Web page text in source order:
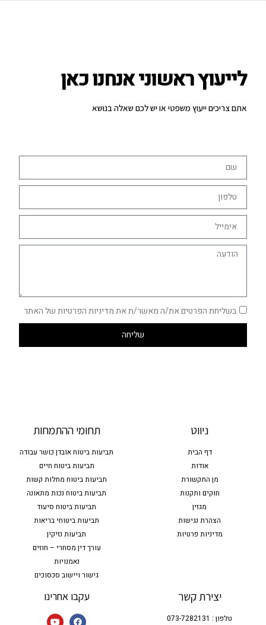
לייעוץ ראשוני אנחנו כאן
אתם צריכים ייעוץ משפטי או יש לכם שאלה בנושא
בשליחת הפרטים את/ה מאשר/ת את מדיניות הפרטיות של האתר
שליחה
ניווט
דף הבית
אודות
מן התקשורת
חוקים ותקנות
מגזין
הצהרת נגישות
מדיניות פרטיות
תחומי ההתמחות
תביעות ביטוח אובדן כושר עבודה
תביעות ביטוח חיים
תביעות ביטוח מחלות קשות
תביעות ביטוח נכות מתאונה
תביעות ביטוח סיעוד
תביעות ביטוחי בריאות
תביעות נזיקין
עורך דין מסחרי – חוזים
נאמנויות
גישור ויישוב סכסוכים
יצירת קשר
טלפון : 073-7282131
עקבו אחרינו